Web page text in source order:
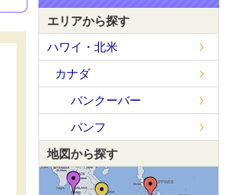
エリアから探す
ハワイ・北米
カナダ
バンクーバー
バンフ
地図から探す